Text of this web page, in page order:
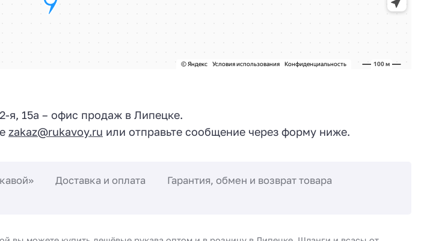
я, 15а – офис продаж в Липецке.
zakaz@rukavoy.ru или отправьте сообщение через форму ниже.
Доставка и оплата
Гарантия, обмен и возврат товара